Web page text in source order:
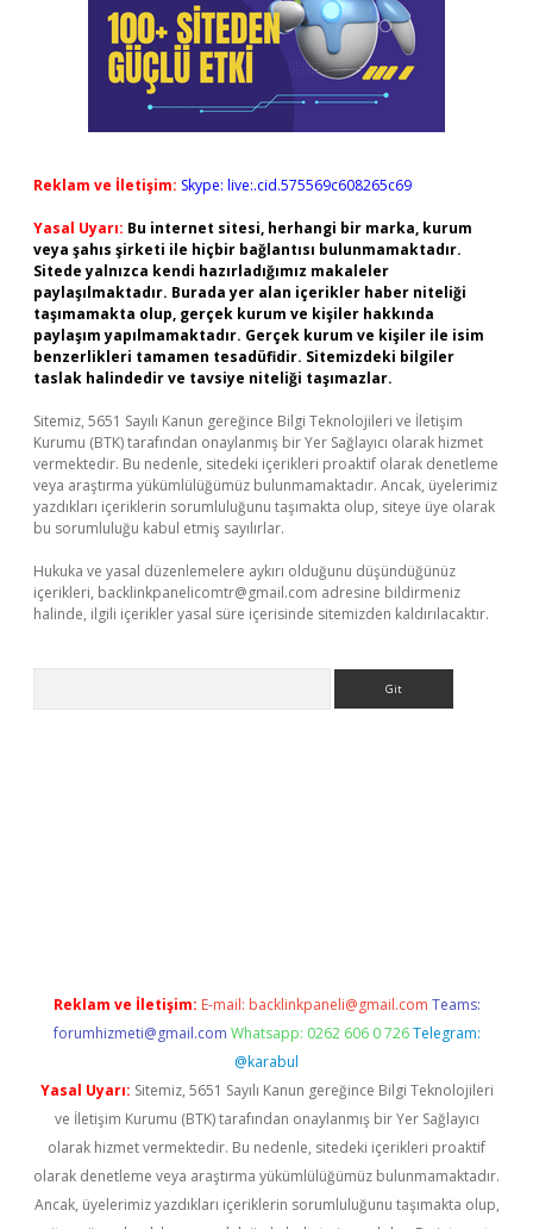
Reklam ve İletişim: Skype: live:.cid.575569c608265c69
Yasal Uyarı: Bu internet sitesi, herhangi bir marka, kurum
veya şahıs şirketi ile hiçbir bağlantısı bulunmamaktadır.
Sitede yalnızca kendi hazırladığımız makaleler
paylaşılmaktadır. Burada yer alan içerikler haber niteliği
taşımamakta olup, gerçek kurum ve kişiler hakkında
paylaşım yapılmamaktadır. Gerçek kurum ve kişiler ile isim
benzerlikleri tamamen tesadüfidir. Sitemizdeki bilgiler
taslak halindedir ve tavsiye niteliği taşımazlar.
Sitemiz, 5651 Sayılı Kanun gereğince Bilgi Teknolojileri ve İletişim
Kurumu (BTK) tarafından onaylanmış bir Yer Sağlayıcı olarak hizmet
vermektedir. Bu nedenle, sitedeki içerikleri proaktif olarak denetleme
veya araştırma yükümlülüğümüz bulunmamaktadır. Ancak, üyelerimiz
yazdıkları içeriklerin sorumluluğunu taşımakta olup, siteye üye olarak
bu sorumluluğu kabul etmiş sayılırlar.
Hukuka ve yasal düzenlemelere aykırı olduğunu düşündüğünüz
içerikleri, backlinkpanelicomtr@gmail.com adresine bildirmeniz
halinde, ilgili içerikler yasal süre içerisinde sitemizden kaldırılacaktır.
Reklam ve İletişim: E-mail: backlinkpaneli@gmail.com Teams:
forumhizmeti@gmail.com Whatsapp: 0262 606 0 726 Telegram:
@karabul
Yasal Uyarı: Sitemiz, 5651 Sayılı Kanun gereğince Bilgi Teknolojileri
ve İletişim Kurumu (BTK) tarafından onaylanmış bir Yer Sağlayıcı
olarak hizmet vermektedir. Bu nedenle, sitedeki içerikleri proaktif
olarak denetleme veya araştırma yükümlülüğümüz bulunmamaktadır.
Ancak, üyelerimiz yazdıkları içeriklerin sorumluluğunu taşımakta olup,